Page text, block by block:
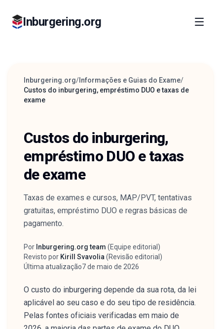
Inburgering.org
Inburgering.org/ Informações e Guias do Exame/
Custos do inburgering, empréstimo DUO e taxas de
exame
Custos do inburgering,
empréstimo DUO e taxas
de exame
Taxas de exames e cursos, MAP/PVT, tentativas
gratuitas, empréstimo DUO e regras básicas de
pagamento.
Autor
Por Inburgering.org team (Equipe editorial )
Revisor
Revisto por Kirill Svavolia (Revisão editorial )
Última atualização7 de maio de 2026
O custo do inburgering depende da sua rota, da lei
aplicável ao seu caso e do seu tipo de residência.
Pelas fontes oficiais verificadas em maio de